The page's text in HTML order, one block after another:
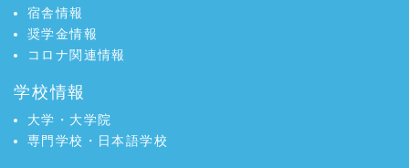
宿舎情報
奨学金情報
コロナ関連情報
学校情報
大学・大学院
専門学校・日本語学校